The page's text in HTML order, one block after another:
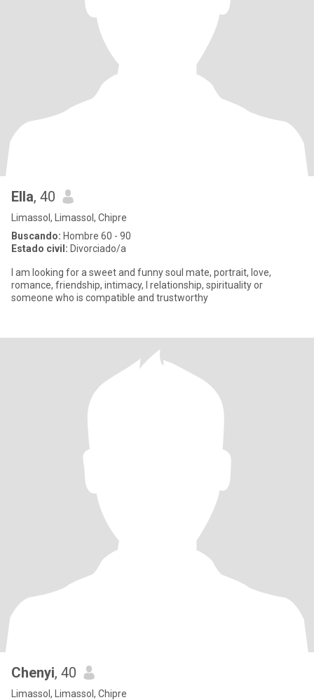
Ella, 40
Limassol, Limassol, Chipre
Buscando: Hombre 60 - 90
Estado civil: Divorciado/a
I am looking for a sweet and funny soul mate, portrait, love,
romance, friendship, intimacy, l relationship, spirituality or
someone who is compatible and trustworthy
Chenyi, 40
Limassol, Limassol, Chipre